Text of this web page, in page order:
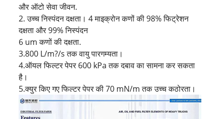
और ऑटो सेवा जीवन.
2. उच्च निस्पंदन दक्षता। 4 माइक्रोन कणों की 98% फिट्रेशन
दक्षता और 99% निस्पंदन
6 um कणों की दक्षता.
3.800 L/m?/s तक वायु पारगम्यता।
4.ऑयल फिल्टर पेपर 600 kPa तक दबाव का सामना कर सकता
है।
5.क्युर किए गए फिल्टर पेपर की 70 mN/m तक उच्च कठोरता।